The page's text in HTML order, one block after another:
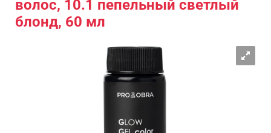
волос, 10.1 пепельный светлый
блонд, 60 мл